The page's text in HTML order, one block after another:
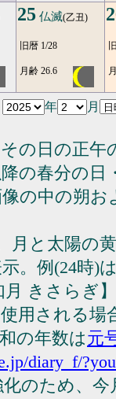
25 仏滅(乙丑)
旧暦 1/28
月齢 26.6
年 月
の日の正午
の春分の日
の中の朔
と太陽の
。例(24時)
きさらぎ
用される場
の年数は元
diary_f/
のため、今